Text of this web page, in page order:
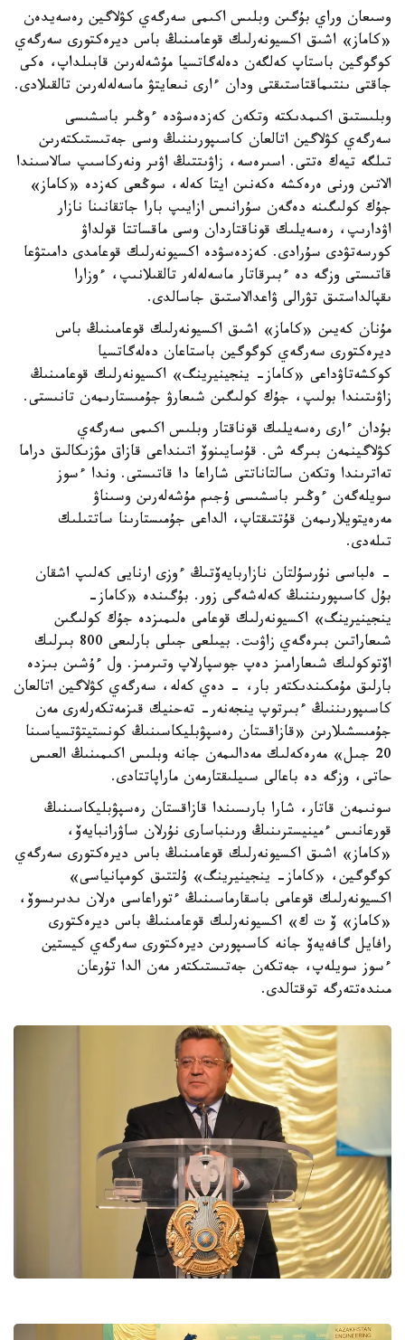
وسىعان وراي بۇگىن وبلىس اكىمى سەرگەي كۋلاگين رەسەيدەن
«كاماز» اشىق اكسيونەرلىك قوعامىنىڭ باس ديرەكتورى سەرگەي
كوگوگين باستاپ كەلگەن دەلەگاتسيا مۇشەلەرىن قابىلداپ، ەكى
جاقتى ىنتىماقتاستىقتى ودان ءارى نىعايتۋ ماسەلەلەرىن تالقىلادى.
وبلىستىق اكىمدىكتە وتكەن كەزدەسۋدە ءوڭىر باسشىسى
سەرگەي كۋلاگين اتالعان كاسىپورىننىڭ وسى جەتىستىكتەرىن
تىلگە تيەك ەتتى. اسىرەسە، زاۋىتتىڭ اۋىر ونەركاسىپ سالاسىندا
الاتىن ورنى ەرەكشە ەكەنىن ايتا كەلە، سوڭعى كەزدە «كاماز»
جۇك كولىگىنە دەگەن سۇرانىس ازايىپ بارا جاتقانىنا نازار
اۋدارىپ، رەسەيلىك قوناقتاردان وسى ماقساتتا قولداۋ
كورسەتۋدى سۇرادى. كەزدەسۋدە اكسيونەرلىك قوعامدى دامىتۋعا
قاتىستى وزگە دە ءبىرقاتار ماسەلەلەر تالقىلانىپ، ءوزارا
ىقپالداستىق تۋرالى ۋاعدالاستىق جاسالدى.
مۇنان كەيىن «كاماز» اشىق اكسيونەرلىك قوعامىنىڭ باس
ديرەكتورى سەرگەي كوگوگين باستاعان دەلەگاتسيا
كوكشەتاۋداعى «كاماز- ينجينيرينگ» اكسيونەرلىك قوعامىنىڭ
زاۋىتىندا بولىپ، جۇك كولىگىن شىعارۋ جۇمىستارىمەن تانىستى.
بۇدان ءارى رەسەيلىك قوناقتار وبلىس اكىمى سەرگەي
كۋلاگينمەن بىرگە ش. قۇسايىنوۆ اتىنداعى قازاق مۋزىكالىق دراما
تەاترىندا وتكەن سالتاناتتى شاراعا دا قاتىستى. وندا ءسوز
سويلەگەن ءوڭىر باسشىسى ۇجىم مۇشەلەرىن وسىناۋ
مەرەيتويلارىمەن قۇتتىقتاپ، الداعى جۇمىستارىنا ساتتىلىك
تىلەدى.
- ەلباسى نۇرسۇلتان نازاربايەۆتىڭ ءوزى ارنايى كەلىپ اشقان
بۇل كاسىپورىننىڭ كەلەشەگى زور. بۇگىندە «كاماز-
ينجينيرينگ» اكسيونەرلىك قوعامى ەلىمىزدە جۇك كولىگىن
شىعاراتىن بىرەگەي زاۋىت. بيىلعى جىلى بارلىعى 800 بىرلىك
اۆتوكولىك شىعارامىز دەپ جوسپارلاپ وتىرمىز. ول ءۇشىن بىزدە
بارلىق مۇمكىندىكتەر بار، - دەي كەلە، سەرگەي كۋلاگين اتالعان
كاسىپورىننىڭ ءبىرتوپ ينجەنەر- تەحنيك قىزمەتكەرلەرى مەن
جۇمىسشىلارىن «قازاقستان رەسپۋبليكاسىنىڭ كونستيتۋتسياسىنا
20 جىل» مەرەكەلىك مەدالىمەن جانە وبلىس اكىمىنىڭ العىس
حاتى، وزگە دە باعالى سىيلىقتارمەن ماراپاتتادى.
سونىمەن قاتار، شارا بارىسىندا قازاقستان رەسپۋبليكاسىنىڭ
قورعانىس ءمينيسترىنىڭ ورىنباسارى نۇرلان ساۋرانبايەۆ،
«كاماز» اشىق اكسيونەرلىك قوعامىنىڭ باس ديرەكتورى سەرگەي
كوگوگين، «كاماز- ينجينيرينگ» ۇلتتىق كومپانياسى»
اكسيونەرلىك قوعامى باسقارماسىنىڭ ءتوراعاسى ەرلان ىدىرىسوۆ،
«كاماز» ۆ ت ك» اكسيونەرلىك قوعامىنىڭ باس ديرەكتورى
رافايل گافەيەۆ جانە كاسىپورىن ديرەكتورى سەرگەي كيستين
ءسوز سويلەپ، جەتكەن جەتىستىكتەر مەن الدا تۇرعان
مىندەتتەرگە توقتالدى.